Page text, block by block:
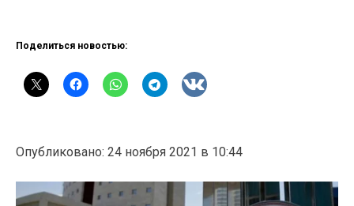
Поделиться новостью:
Опубликовано: 24 ноября 2021 в 10:44